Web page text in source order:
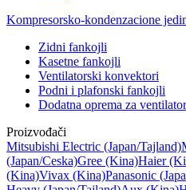
Kompresorsko-kondenzacione
Zidni fankojli
Kasetne fankojli
Ventilatorski konvektori
Podni i plafonski fankojli
Dodatna oprema za
Proizvođači
Mitsubishi Electric (Japan/Tajland)
(Japan/Ceska)Gree (Kina)Haier
(Kina)Vivax (Kina)Panasonic